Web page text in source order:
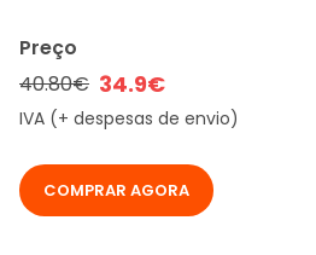
Preço
40.80€ 34.9€
IVA (+ despesas de envio)
COMPRAR AGORA